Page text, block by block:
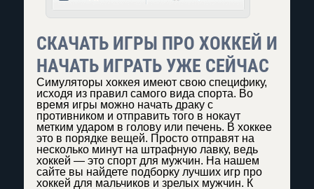
СКАЧАТЬ ИГРЫ ПРО ХОККЕЙ И
НАЧАТЬ ИГРАТЬ УЖЕ СЕЙЧАС
Симуляторы хоккея имеют свою специфику,
исходя из правил самого вида спорта. Во
время игры можно начать драку с
противником и отправить того в нокаут
метким ударом в голову или печень. В хоккее
это в порядке вещей. Просто отправят на
несколько минут на штрафную лавку, ведь
хоккей — это спорт для мужчин. На нашем
сайте вы найдете подборку лучших игр про
хоккей для мальчиков и зрелых мужчин. К